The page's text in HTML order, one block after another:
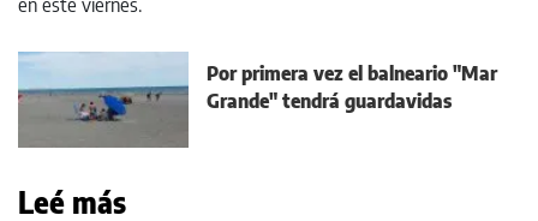
Por primera vez el balneario "Mar
Grande" tendrá guardavidas
Leé más